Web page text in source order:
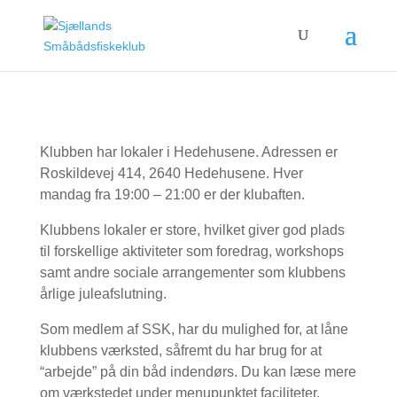
Klubben har lokaler i Hedehusene. Adressen er
Roskildevej 414, 2640 Hedehusene. Hver
mandag fra 19:00 – 21:00 er der klubaften.
Klubbens lokaler er store, hvilket giver god plads
til forskellige aktiviteter som foredrag, workshops
samt andre sociale arrangementer som klubbens
årlige juleafslutning.
Som medlem af SSK, har du mulighed for, at låne
klubbens værksted, såfremt du har brug for at
“arbejde” på din båd indendørs. Du kan læse mere
om værkstedet under menupunktet faciliteter.